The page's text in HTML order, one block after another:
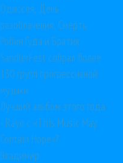
Одиссея, День
разоблачения, Смерть
Робин Гуда и Братик
SandlerFest собрал более
130 групп прогрессивной
музыки
Лучший альбом этого года
- Raye с «This Music May
Contain Hope»?
Владимир